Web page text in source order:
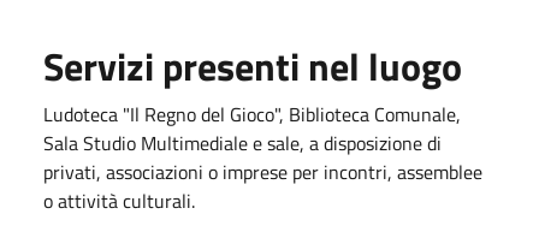
Servizi presenti nel luogo
Ludoteca "Il Regno del Gioco", Biblioteca Comunale,
Sala Studio Multimediale e sale, a disposizione di
privati, associazioni o imprese per incontri, assemblee
o attività culturali.